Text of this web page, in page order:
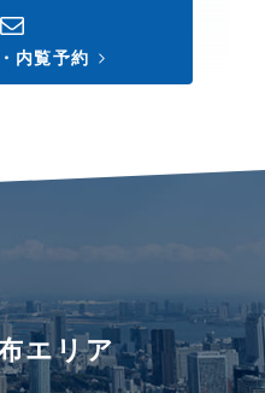
内覧予約
エリア